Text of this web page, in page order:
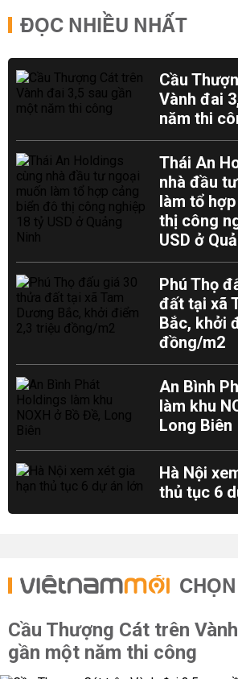
ĐỌC NHIỀU NHẤT
Cầu
Vành đai
năm thi
Thái An
nhà đầu
làm tổ
thị công
USD ở
Phú Thọ
đất tại xã
Bắc, khởi
đồng/m2
An Bình
làm khu
Long Biên
Hà Nội
thủ tục 6
CHỌN
Cầu Thượng Cát trên
gần một năm thi công